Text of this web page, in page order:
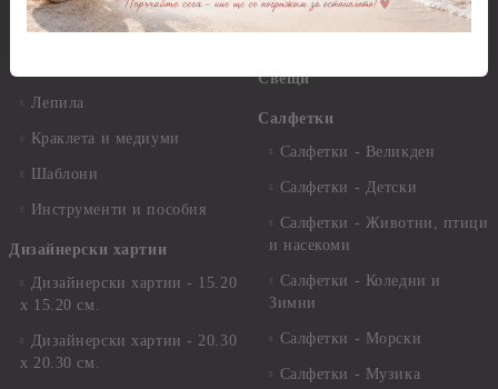
Варак, Шлак метал, Фолио,
Пантна
Лепила
Краклета и медиуми
Шаблони
Инструменти и пособия
Дизайнерски хартии
Дизайнерски хартии - 15.20
х 15.20 см.
Дизайнерски хартии - 20.30
х 20.30 см.
Моливи, акварелни
Свещи
Салфетки
Салфетки - Великден
Салфетки - Детски
Салфетки - Животни, птици
и насекоми
Салфетки - Коледни и
Зимни
Салфетки - Морски
Салфетки - Музика